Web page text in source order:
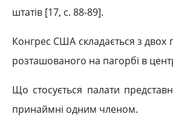
штатів [17, c. 88-89].
Конгрес США складається з двох
розташованого на пагорбі в
Що стосується палати
принаймні одним членом.